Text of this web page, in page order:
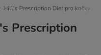
Hill's Prescription Diet pro kočky
Prescription